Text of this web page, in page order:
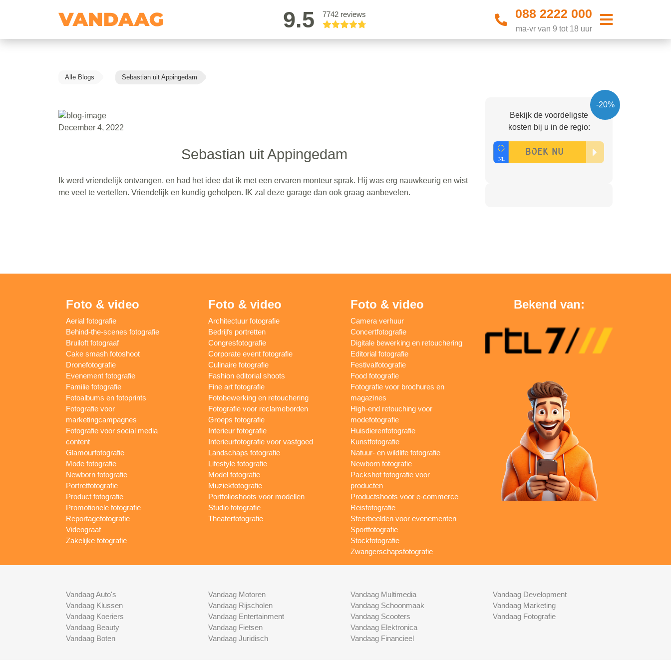
9.5 7742 reviews 088 2222 000
ma-vr van 9 tot 18 uur
Alle Blogs Sebastian uit Appingedam
December 4, 2022
Sebastian uit Appingedam
Ik werd vriendelijk ontvangen, en had het idee dat ik met een ervaren monteur sprak. Hij was erg nauwkeurig en wist
me veel te vertellen. Vriendelijk en kundig geholpen. IK zal deze garage dan ook graag aanbevelen.
-20%
Bekijk de voordeligste
kosten bij u in de regio:
Foto & video
Aerial fotografie
Behind-the-scenes fotografie
Bruiloft fotograaf
Cake smash fotoshoot
Dronefotografie
Evenement fotografie
Familie fotografie
Fotoalbums en fotoprints
Fotografie voor
marketingcampagnes
Fotografie voor social media
content
Glamourfotografie
Mode fotografie
Newborn fotografie
Portretfotografie
Product fotografie
Promotionele fotografie
Reportagefotografie
Videograaf
Zakelijke fotografie
Foto & video
Architectuur fotografie
Bedrijfs portretten
Congresfotografie
Corporate event fotografie
Culinaire fotografie
Fashion editorial shoots
Fine art fotografie
Fotobewerking en retouchering
Fotografie voor reclameborden
Groeps fotografie
Interieur fotografie
Interieurfotografie voor vastgoed
Landschaps fotografie
Lifestyle fotografie
Model fotografie
Muziekfotografie
Portfolioshoots voor modellen
Studio fotografie
Theaterfotografie
Foto & video
Camera verhuur
Concertfotografie
Digitale bewerking en retouchering
Editorial fotografie
Festivalfotografie
Food fotografie
Fotografie voor brochures en
magazines
High-end retouching voor
modefotografie
Huisdierenfotografie
Kunstfotografie
Natuur- en wildlife fotografie
Newborn fotografie
Packshot fotografie voor
producten
Productshoots voor e-commerce
Reisfotografie
Sfeerbeelden voor evenementen
Sportfotografie
Stockfotografie
Zwangerschapsfotografie
Bekend van:
Vandaag Auto's
Vandaag Klussen
Vandaag Koeriers
Vandaag Beauty
Vandaag Boten
Vandaag Motoren
Vandaag Rijscholen
Vandaag Entertainment
Vandaag Fietsen
Vandaag Juridisch
Vandaag Multimedia
Vandaag Schoonmaak
Vandaag Scooters
Vandaag Elektronica
Vandaag Financieel
Vandaag Development
Vandaag Marketing
Vandaag Fotografie